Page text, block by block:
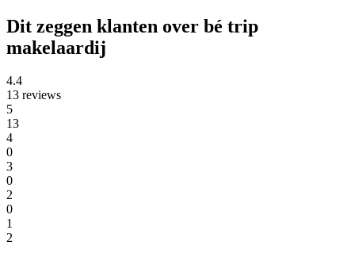
Dit zeggen klanten over bé trip
makelaardij
4.4
13 reviews
5
13
4
0
3
0
2
0
1
2